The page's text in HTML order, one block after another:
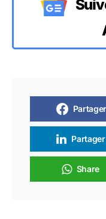
Partager
Partager
Share